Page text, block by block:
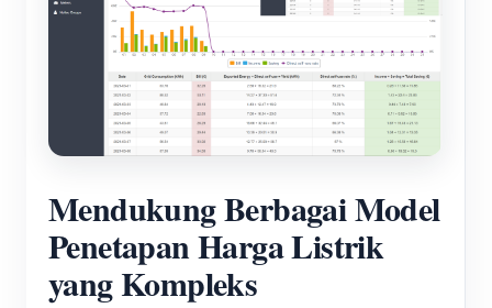
Mendukung Berbagai Model
Penetapan Harga Listrik
yang Kompleks